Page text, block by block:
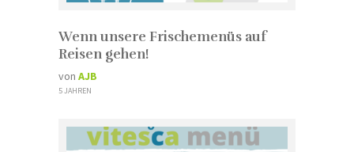
Wenn unsere Frischemenüs auf
Reisen gehen!
von AJB
5 JAHREN